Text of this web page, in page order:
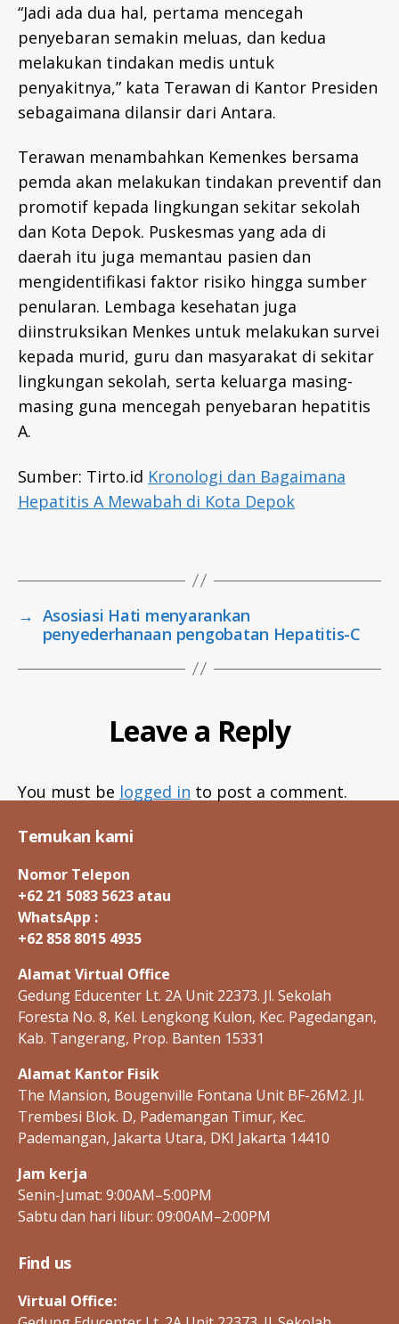
“Jadi ada dua hal, pertama mencegah
penyebaran semakin meluas, dan kedua
melakukan tindakan medis untuk
penyakitnya,” kata Terawan di Kantor Presiden
sebagaimana dilansir dari Antara.
Terawan menambahkan Kemenkes bersama
pemda akan melakukan tindakan preventif dan
promotif kepada lingkungan sekitar sekolah
dan Kota Depok. Puskesmas yang ada di
daerah itu juga memantau pasien dan
mengidentifikasi faktor risiko hingga sumber
penularan. Lembaga kesehatan juga
diinstruksikan Menkes untuk melakukan survei
kepada murid, guru dan masyarakat di sekitar
lingkungan sekolah, serta keluarga masing-
masing guna mencegah penyebaran hepatitis
A.
Sumber: Tirto.id Kronologi dan Bagaimana
Hepatitis A Mewabah di Kota Depok
h
e
p
ti
ti
e
w
t
r
e
→ Asosiasi Hati menyarankan
penyederhanaan pengobatan Hepatitis-C
Leave a Reply
You must be logged in to post a comment.
Temukan kami
Nomor Telepon
+62 21 5083 5623 atau
WhatsApp :
+62 858 8015 4935
Alamat Virtual Office
Gedung Educenter Lt. 2A Unit 22373. Jl. Sekolah
Foresta No. 8, Kel. Lengkong Kulon, Kec. Pagedangan,
Kab. Tangerang, Prop. Banten 15331
Alamat Kantor Fisik
The Mansion, Bougenville Fontana Unit BF-26M2. Jl.
Trembesi Blok. D, Pademangan Timur, Kec.
Pademangan, Jakarta Utara, DKI Jakarta 14410
Jam kerja
Senin-Jumat: 9:00AM–5:00PM
Sabtu dan hari libur: 09:00AM–2:00PM
Find us
Virtual Office: